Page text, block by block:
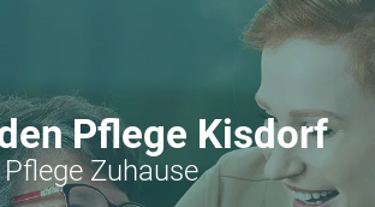
Pflege Kisdorf
Zuhause